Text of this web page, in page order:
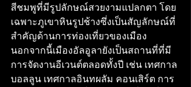
สีชมพูที่มีรูปลักษณ์สวยงามแปลกตา โดย
เฉพาะภูเขาหินรูปช้างซึ่งเป็นสัญลักษณ์ที่
สําคัญด้านการท่องเที่ยวของเมือง
นอกจากนี้เมืองอัลอูลายังเป็นสถานที่ที่มี
การจัดงานอีเวนต์ตลอดทั้งปี เช่น เทศกาล
บอลลูน เทศกาลอินทผลัม คอนเสิร์ต การ